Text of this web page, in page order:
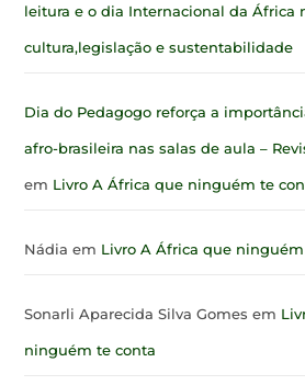
leitura e o dia Internacional da África
cultura,legislação e sustentabilidade
Dia do Pedagogo reforça a
afro-brasileira nas salas de aula –
em Livro A África que ninguém te
Nádia em Livro A África que
Sonarli Aparecida Silva Gomes em
ninguém te conta